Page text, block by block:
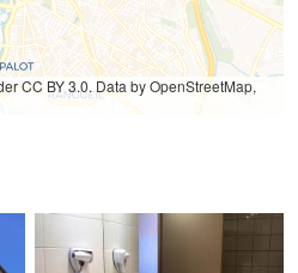
CC BY 3.0. Data by OpenStreetMap,